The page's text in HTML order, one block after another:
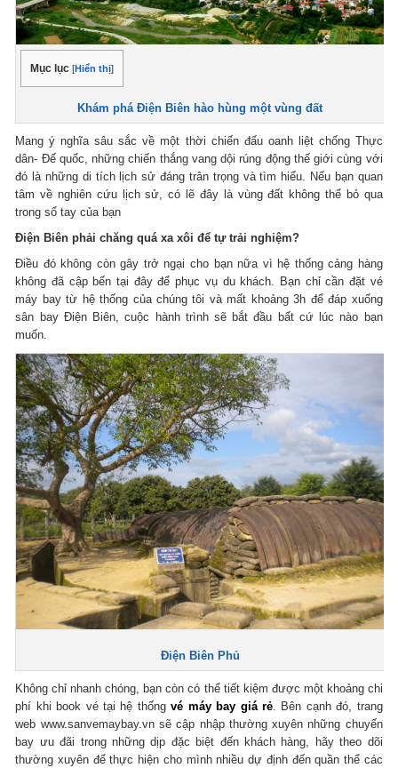
Mục lục [Hiển thị]
Khám phá Điện Biên hào hùng một vùng đất
Mang ý nghĩa sâu sắc về một thời chiến đấu oanh liệt chống Thực
dân- Đế quốc, những chiến thắng vang dội rúng động thế giới cùng với
đó là những di tích lịch sử đáng trân trọng và tìm hiểu. Nếu bạn quan
tâm về nghiên cứu lịch sử, có lẽ đây là vùng đất không thể bỏ qua
trong sổ tay của bạn
Điện Biên phải chăng quá xa xôi để tự trải nghiệm?
Điều đó không còn gây trở ngại cho bạn nữa vì hệ thống cảng hàng
không đã cập bến tại đây để phục vụ du khách. Bạn chỉ cần đặt vé
máy bay từ hệ thống của chúng tôi và mất khoảng 3h để đáp xuống
sân bay Điện Biên, cuộc hành trình sẽ bắt đầu bất cứ lúc nào bạn
muốn.
Điện Biên Phủ
Không chỉ nhanh chóng, bạn còn có thể tiết kiệm được một khoảng chi
phí khi book vé tại hệ thốngvé máy bay giá rẻ. Bên cạnh đó, trang
web www.sanvemaybay.vn sẽ cập nhập thường xuyên những chuyến
bay ưu đãi trong những dịp đặc biệt đến khách hàng, hãy theo dõi
thường xuyên để thực hiện cho mình nhiều dự định đến quần thể các